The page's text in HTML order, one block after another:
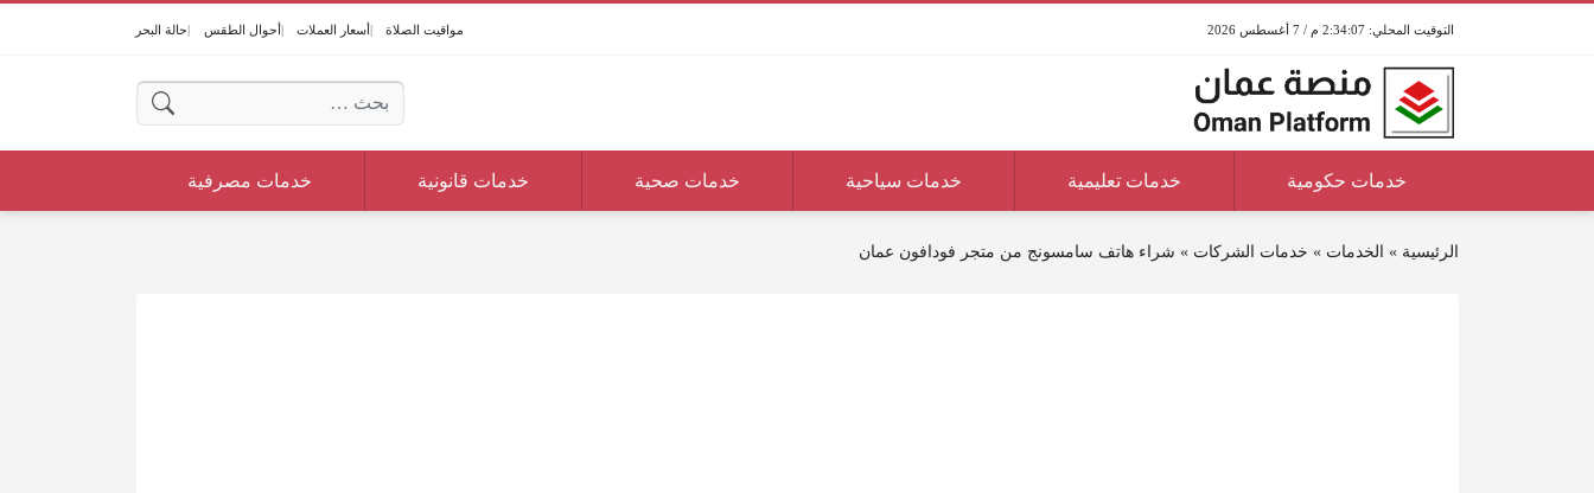
2:34:08 م / 7 أغسطس 2026 مواقيت الصلاة أسعار العملات أحوال الطقس حالة البحر
البحث عن:
خدمات حكومية خدمات تعليمية خدمات سياحية خدمات صحية خدمات قانونية خدمات مصرفية
الرئيسية » الخدمات » خدمات الشركات » شراء هاتف سامسونج من متجر فودافون عمان